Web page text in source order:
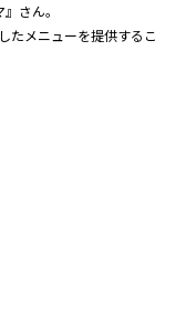
さん。
たメニューを提供するこ